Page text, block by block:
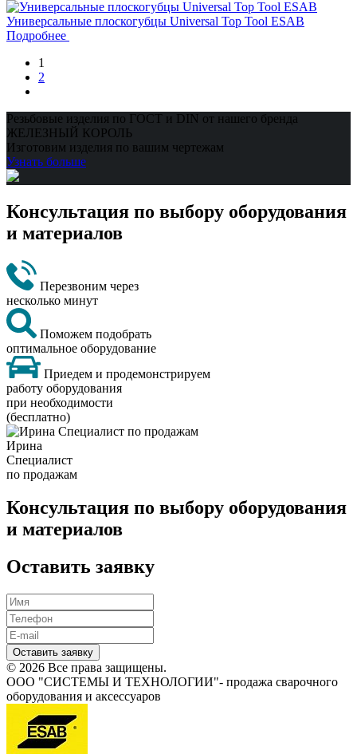
Универсальные плоскогубцы Universal Top Tool ESAB
Подробнее
1
2
Резьбовые изделия по ГОСТ и DIN от нашего бренда
ЖЕЛЕЗНЫЙ КОРОЛЬ
Изготовим изделия по вашим чертежам
Узнать больше
Консультация по выбору оборудования
и материалов
Перезвоним через
несколько минут
Поможем подобрать
оптимальное оборудование
Приедем и продемонстрируем
работу оборудования
при необходимости
(бесплатно)
Ирина
Специалист
по продажам
Консультация по выбору оборудования
и материалов
Оставить заявку
Оставить заявку
© 2026 Все права защищены.
ООО "СИСТЕМЫ И ТЕХНОЛОГИИ"- продажа сварочного
оборудования и аксессуаров